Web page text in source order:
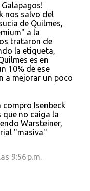
nos salvo del
de Quilmes,
a la
trataron de
la etiqueta,
es en
10% de ese
a mejorar un poco
compro Isenbeck
que no caiga la
Warsteiner,
"masiva"
9:56 p.m.